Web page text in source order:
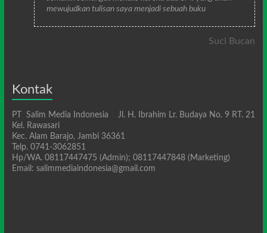
mewujudkan tulisan saya menjadi sebuah buku
Suci Bucan
Kontak
PT Salim Media Indonesia Jl. H. Ibrahim Lr. Budaya No. 9 RT. 21
Kel. Rawasari
Kec. Alam Barajo, Jambi 36361
Telp. 0741-3062851
Hp/WA. 08117447475 (Admin); 08117447848 (Marketing)
Email: salimmediaindonesia@gmail.com